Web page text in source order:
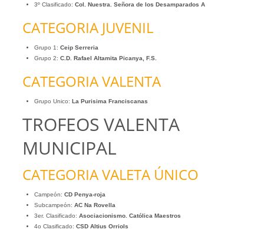
3º Clasificado: Col. Nuestra. Señora de los Desamparados A
CATEGORIA JUVENIL
Grupo 1: Ceip Serreria
Grupo 2: C.D. Rafael Altamita Picanya, F.S.
CATEGORIA VALENTA
Grupo Unico: La Purisima Franciscanas
TROFEOS VALENTA
MUNICIPAL
CATEGORIA VALETA ÚNICO
Campeón: CD Penya-roja
Subcampeón: AC Na Rovella
3er. Clasificado: Asociacionismo. Católica Maestros
4o Clasificado: CSD Altius Orriols